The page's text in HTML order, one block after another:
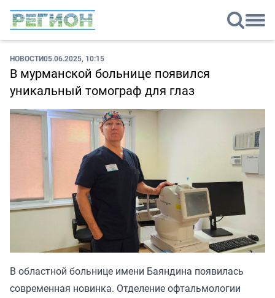
НОВОСТИ05.06.2025, 10:15
В мурманской больнице появился
уникальный томограф для глаз
В областной больнице имени Баяндина появилась
современная новинка. Отделение офтальмологии